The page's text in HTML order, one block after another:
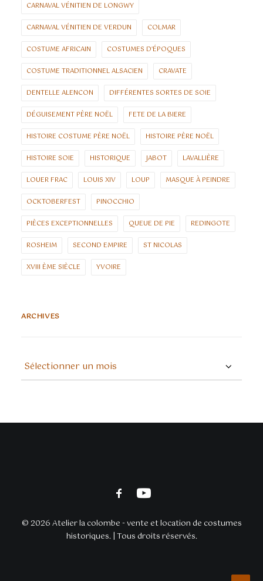
CARNAVAL VÉNITIEN DE LONGWY
CARNAVAL VÉNITIEN DE VERDUN COLMAR
COSTUME AFRICAIN COSTUMES D'ÉPOQUES
COSTUME TRADITIONNEL ALSACIEN CRAVATE
DENTELLE ALENCON DIFFÉRENTES SORTES DE SOIE
DÉGUISEMENT PÈRE NOËL FETE DE LA BIERE
HISTOIRE COSTUME PÈRE NOËL HISTOIRE PÈRE NOËL
HISTOIRE SOIE HISTORIQUE JABOT LAVALLIÈRE
LOUER FRAC LOUIS XIV LOUP MASQUE À PEINDRE
OCKTOBERFEST PINOCCHIO
PIÈCES EXCEPTIONNELLES QUEUE DE PIE REDINGOTE
ROSHEIM SECOND EMPIRE ST NICOLAS
XVIII ÈME SIÈCLE YVOIRE
ARCHIVES
ARCHIVES
© 2026 Atelier la colombe - vente et location de costumes
historiques. | Tous droits réservés.